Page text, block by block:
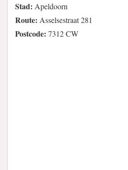
Stad: Apeldoorn
Route: Asselsestraat 281
Postcode: 7312 CW